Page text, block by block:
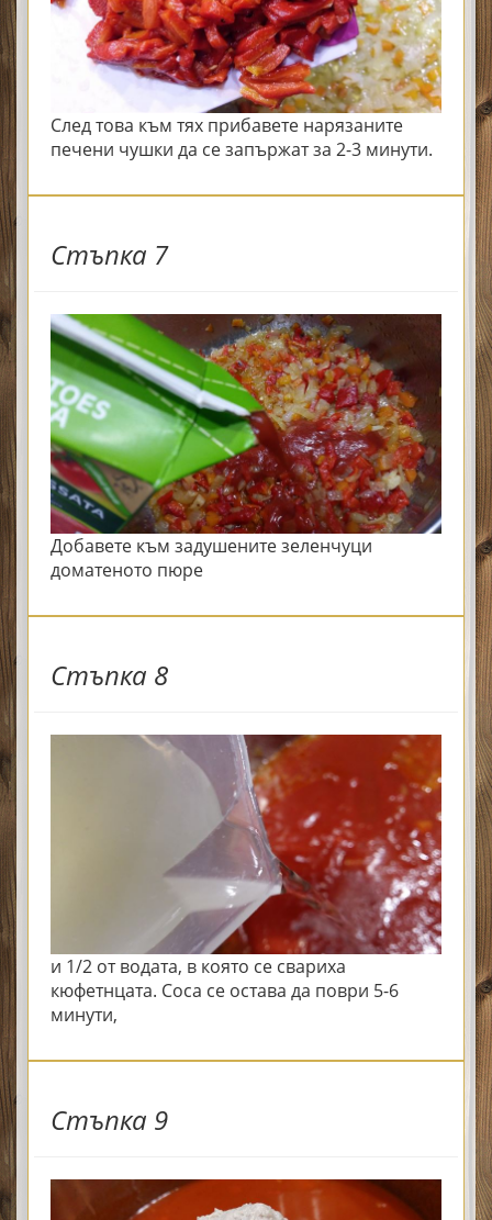
След това към тях прибавете нарязаните
печени чушки да се запържат за 2-3 минути.
Стъпка 7
Добавете към задушените зеленчуци
доматеното пюре
Стъпка 8
и 1/2 от водата, в която се свариха
кюфетнцата. Соса се остава да поври 5-6
минути,
Стъпка 9